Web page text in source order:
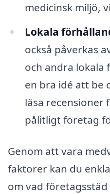
medicinsk miljö,
Lokala
också påverkas
och andra lokala
en bra idé att be
läsa
pålitligt företag
Genom att vara
faktorer kan du
om vad